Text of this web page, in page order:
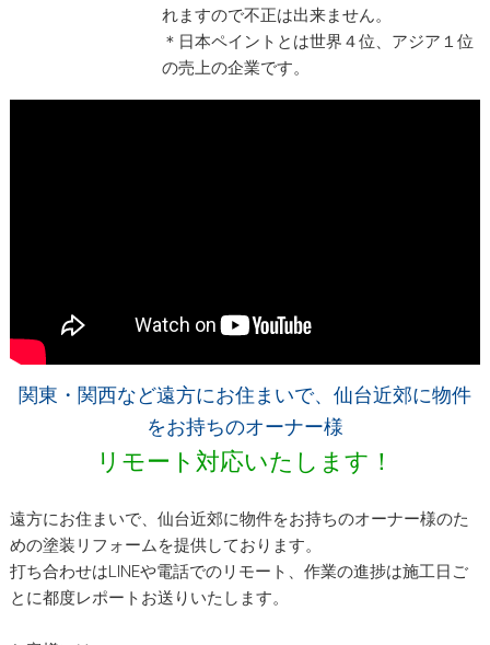
れますので不正は出来ません。
＊日本ペイントとは世界４位、アジア１位
の売上の企業です。
関東・関西など遠方にお住まいで、仙台近郊に物件
をお持ちのオーナー様
リモート対応いたします！
遠方にお住まいで、仙台近郊に物件をお持ちのオーナー様のた
めの塗装リフォームを提供しております。
打ち合わせはLINEや電話でのリモート、作業の進捗は施工日ご
とに都度レポートお送りいたします。